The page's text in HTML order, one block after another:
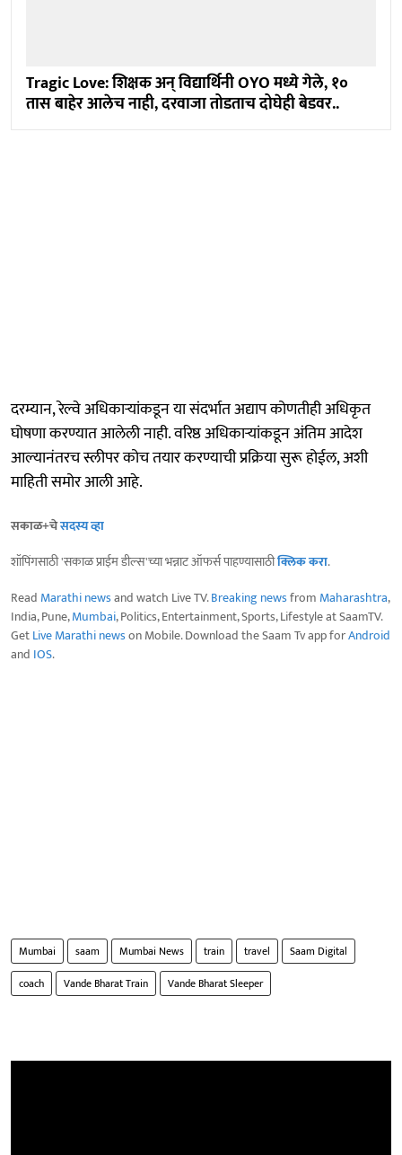
Tragic Love: शिक्षक अन् विद्यार्थिनी OYO मध्ये गेले, १०
तास बाहेर आलेच नाही, दरवाजा तोडताच दोघेही बेडवर..
दरम्यान, रेल्वे अधिकाऱ्यांकडून या संदर्भात अद्याप कोणतीही अधिकृत
घोषणा करण्यात आलेली नाही. वरिष्ठ अधिकाऱ्यांकडून अंतिम आदेश
आल्यानंतरच स्लीपर कोच तयार करण्याची प्रक्रिया सुरू होईल, अशी
माहिती समोर आली आहे.
सकाळ+चेसदस्य व्हा
शॉपिंगसाठी 'सकाळ प्राईम डील्स'च्या भन्नाट ऑफर्स पाहण्यासाठीक्लिक करा.
Read Marathi newsand watch Live TV.Breaking newsfrom Maharashtra,
India, Pune,Mumbai, Politics, Entertainment, Sports, Lifestyle at SaamTV.
GetLive Marathi newson Mobile. Download the Saam Tv app forAndroid
and IOS.
Mumbai saam Mumbai News train travel
Saam Digital
coach
Vande Bharat Train Vande Bharat Sleeper